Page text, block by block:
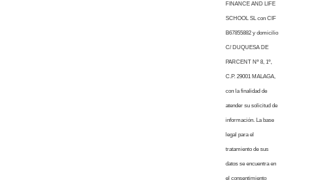
FINANCE AND LIFE
SCHOOL SL con CIF
B67855882 y domicilio
C/ DUQUESA DE
PARCENT Nº 8, 1º,
C.P. 29001 MALAGA,
con la finalidad de
atender su solicitud de
información. La base
legal para el
tratamiento de sus
datos se encuentra en
el consentimiento